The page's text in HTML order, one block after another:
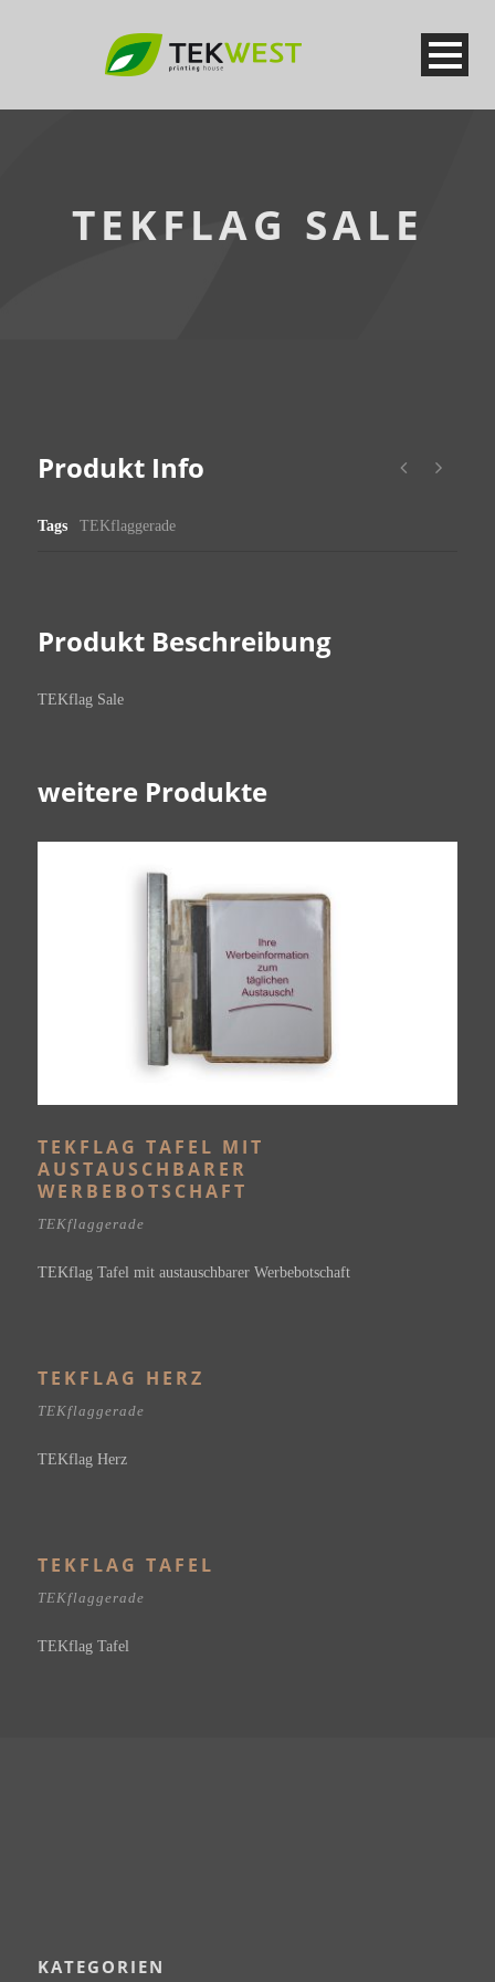
TEKFLAG SALE
Produkt Info
Tags TEKflaggerade
Produkt Beschreibung
TEKflag Sale
weitere Produkte
TEKFLAG TAFEL MIT
AUSTAUSCHBARER
WERBEBOTSCHAFT
TEKflaggerade
TEKflag Tafel mit austauschbarer Werbebotschaft
TEKFLAG HERZ
TEKflaggerade
TEKflag Herz
TEKFLAG TAFEL
TEKflaggerade
TEKflag Tafel
KATEGORIEN